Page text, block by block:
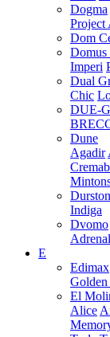
Dogma
Project
Dom
Domus
Imperi
Dual
Chic
DUE-G
Dune
Agadir
Indiga
Dvomo
E
Edimax
El
Alice